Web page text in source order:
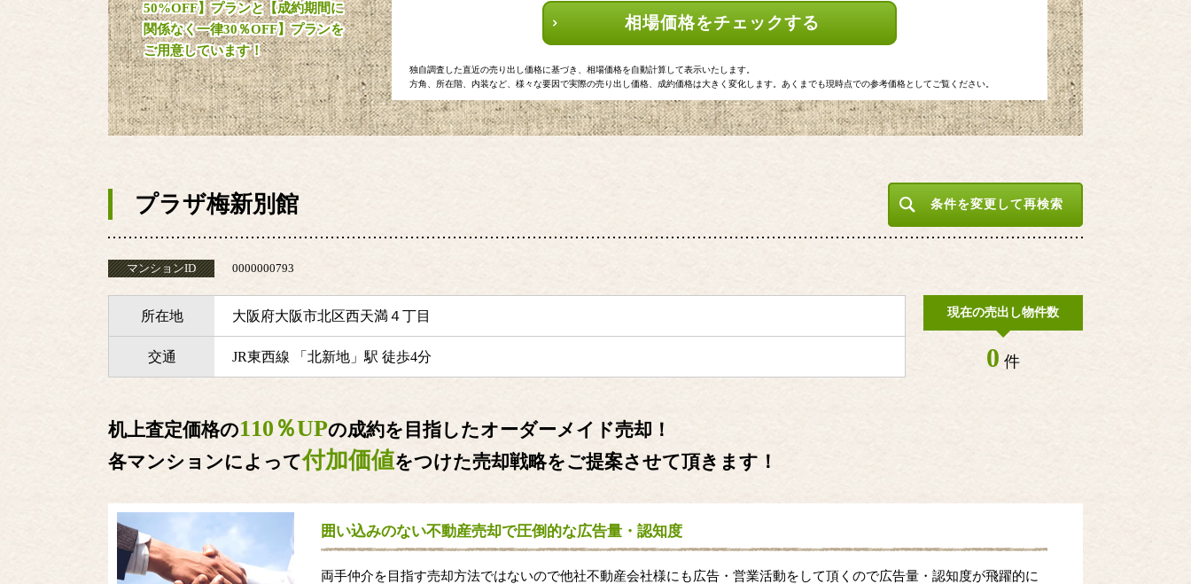
50%OFF】プランと【成約期間に
関係なく一律30％OFF】プランを
ご用意しています！
相場価格をチェックする
独自調査した直近の売り出し価格に基づき、相場価格を自動計算して表示いたします。
方角、所在階、内装など、様々な要因で実際の売り出し価格、成約価格は大きく変化します。あくまでも現時点での参考価格としてご覧ください。
プラザ梅新別館 条件を変更して再検索
マンションID 0000000793
所在地 大阪府大阪市北区西天満４丁目
交通 JR東西線 「北新地」駅 徒歩4分
現在の売出し物件数
0 件
机上査定価格の110％UPの成約を目指したオーダーメイド売却！
各マンションによって付加価値をつけた売却戦略をご提案させて頂きます！
囲い込みのない不動産売却で圧倒的な広告量・認知度
両手仲介を目指す売却方法ではないので他社不動産会社様にも広告・営業活動をして頂くので広告量・認知度が飛躍的に